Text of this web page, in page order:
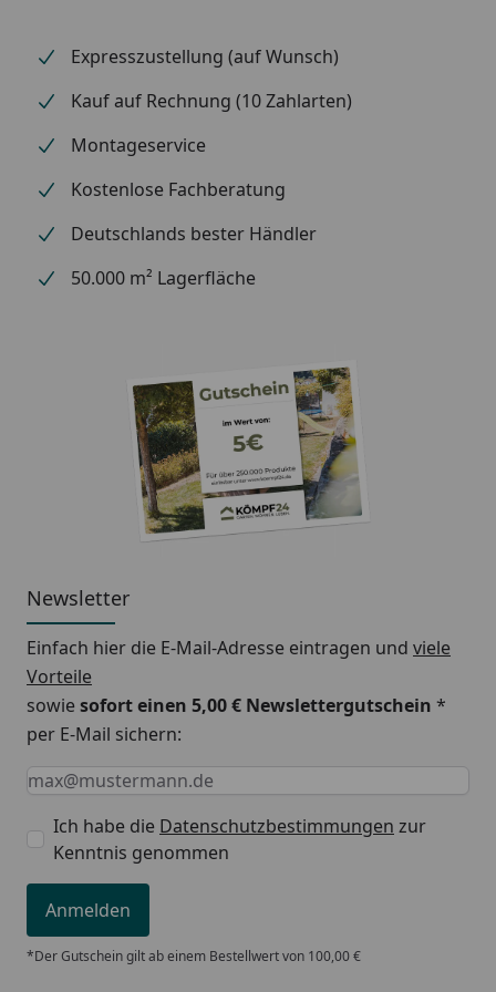
Material
5 mm Spiegelpaneel
Rückseite:
Aufhängevorrichtung
Farbe:
Weiß
Technische
integrierte Steuerung)
Spannung:
230 V (50 Hz)
Heizelement:
Kohlenstoff-Nickel mit Nano-
Silber-Technik
Schutzart:
ca. 1,9 m Stromkabel (deutsche
Geeignet für
Montage an:
Qualität &
Sicherheit
Expresszustellung (auf Wunsch)
Kauf auf Rechnung (10 Zahlarten)
Montageservice
Kostenlose Fachberatung
Deutschlands bester Händler
50.000 m² Lagerfläche
Newsletter
Einfach hier die E-Mail-Adresse eintragen und viele
Vorteile
sowiesofort einen 5,00 € Newslettergutschein *
per E-Mail sichern:
Keine Eingabe erforderlich
Eingabe erforderlich
E-Mail *
Ich habe die Datenschutzbestimmungen zur
Kenntnis genommen
Anmelden
*Der Gutschein gilt ab einem Bestellwert von 100,00 €